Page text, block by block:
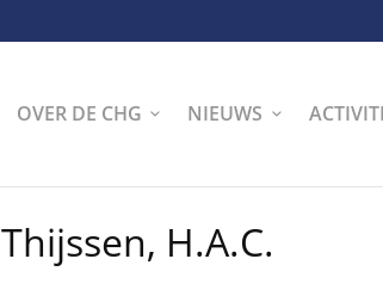
OVER DE CHG NIEUWS
Thijssen, H.A.C.